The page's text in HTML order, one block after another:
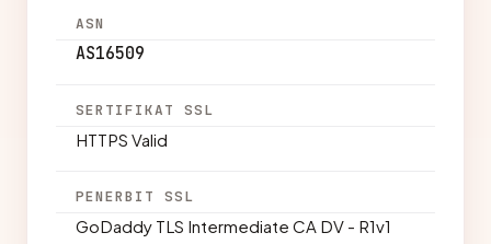
ASN
AS16509
SERTIFIKAT SSL
HTTPS Valid
PENERBIT SSL
GoDaddy TLS Intermediate CA DV - R1v1